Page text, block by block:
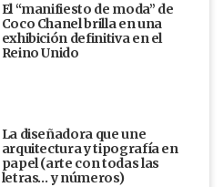
El “manifiesto de moda” de
Coco Chanel brilla en una
exhibición definitiva en el
Reino Unido
La diseñadora que une
arquitectura y tipografía en
papel (arte con todas las
letras… y números)